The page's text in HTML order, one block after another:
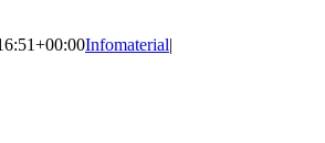
Infomaterial|